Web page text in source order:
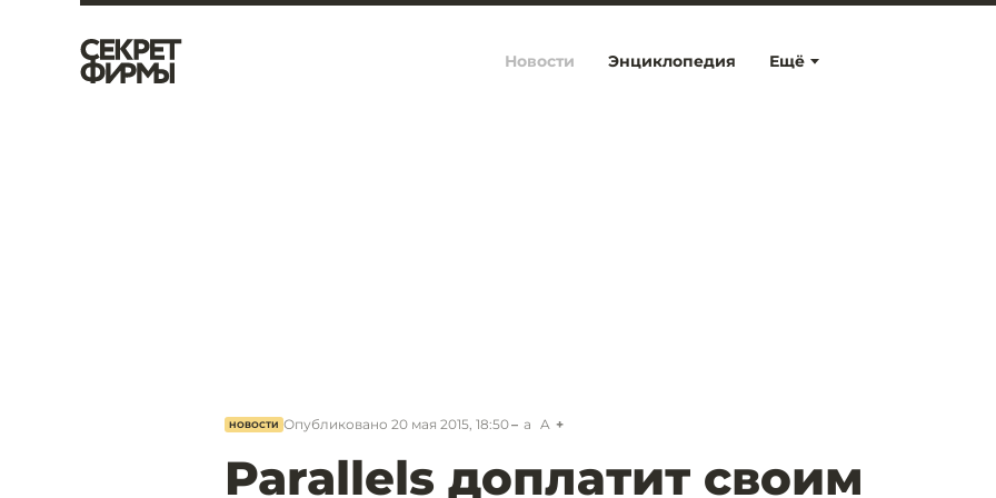
Ещё
Новости Энциклопедия
НОВОСТИ Опубликовано 20 мая 2015, 18:50 a A
Parallels доплатит своим